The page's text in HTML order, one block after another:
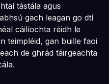
tástála agus
gach leagan go dtí
cáilíochta réidh le
teimpléid, gan buille faoi
de ghrád táirgeachta